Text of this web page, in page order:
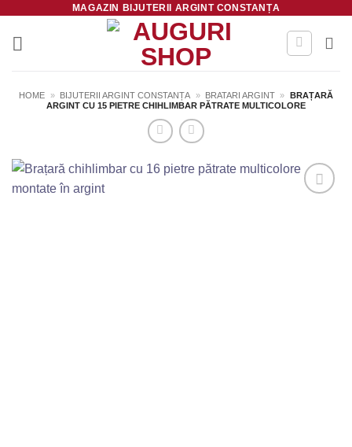
content
MAGAZIN BIJUTERII ARGINT CONSTANȚA
HOME » BIJUTERII ARGINT CONSTANȚA » BRATARI ARGINT » BRAȚARĂ
ARGINT CU 15 PIETRE CHIHLIMBAR PĂTRATE MULTICOLORE